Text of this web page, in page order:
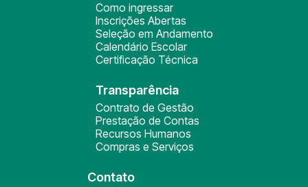
Como ingressar
Inscrições Abertas
Seleção em Andamento
Calendário Escolar
Certificação Técnica
Transparência
Contrato de Gestão
Prestação de Contas
Recursos Humanos
Compras e Serviços
Contato